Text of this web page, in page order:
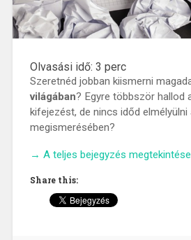
Olvasási idő: 3 perc
Szeretnéd jobban kiismerni
világában? Egyre többször hallod
kifejezést, de nincs időd elmélyülni
megismerésében?
„Paradigmaváltás
publikálásban:
kinek,
→ A teljes bejegyzés megtekintése
Share this: